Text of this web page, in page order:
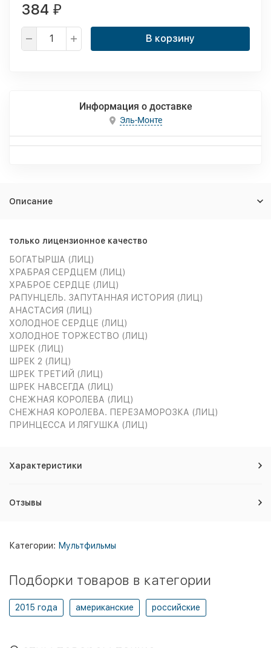
384 ₽
В корзину
Информация о доставке
Эль-Монте
Описание
только лицензионное качество
БОГАТЫРША (ЛИЦ)
ХРАБРАЯ СЕРДЦЕМ (ЛИЦ)
ХРАБРОЕ СЕРДЦЕ (ЛИЦ)
РАПУНЦЕЛЬ. ЗАПУТАННАЯ ИСТОРИЯ (ЛИЦ)
АНАСТАСИЯ (ЛИЦ)
ХОЛОДНОЕ СЕРДЦЕ (ЛИЦ)
ХОЛОДНОЕ ТОРЖЕСТВО (ЛИЦ)
ШРЕК (ЛИЦ)
ШРЕК 2 (ЛИЦ)
ШРЕК ТРЕТИЙ (ЛИЦ)
ШРЕК НАВСЕГДА (ЛИЦ)
СНЕЖНАЯ КОРОЛЕВА (ЛИЦ)
СНЕЖНАЯ КОРОЛЕВА. ПЕРЕЗАМОРОЗКА (ЛИЦ)
ПРИНЦЕССА И ЛЯГУШКА (ЛИЦ)
Характеристики
Отзывы
Категории: Мультфильмы
Подборки товаров в категории
2015 года американские российские